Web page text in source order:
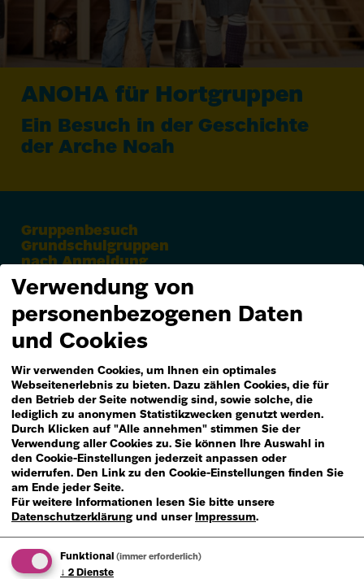
ANOHA für Hortgruppen
Ein Besuch in der Geschichte
der Arche Noah
ANOHAfür
Grundschulklassen
Gruppenbesuch
Grundschulgruppen
nach Anmeldung
Verwendung von
personenbezogenen Daten
und Cookies
Wir verwenden Cookies, um Ihnen ein optimales
Webseitenerlebnis zu bieten. Dazu zählen Cookies, die für
den Betrieb der Seite notwendig sind, sowie solche, die
lediglich zu anonymen Statistikzwecken genutzt werden.
Durch Klicken auf "Alle annehmen" stimmen Sie der
Verwendung aller Cookies zu. Sie können Ihre Auswahl in
den Cookie-Einstellungen jederzeit anpassen oder
widerrufen. Den Link zu den Cookie-Einstellungen finden Sie
am Ende jeder Seite.
Für weitere Informationen lesen Sie bitte unsere
Datenschutzerklärungund unser Impressum.
Funktional (immer erforderlich)
↓ 2 Dienste